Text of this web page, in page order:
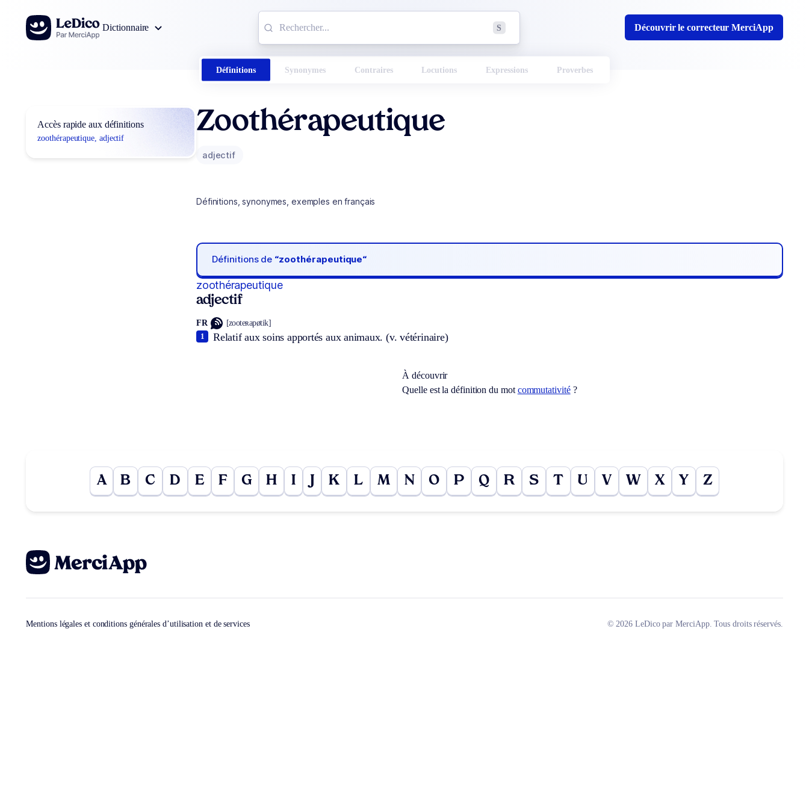
Aller au contenu
Dictionnaire
S Découvrir le correcteur MerciApp
Définitions Synonymes Contraires Locutions Expressions Proverbes
Accès rapide aux définitions
zoothérapeutique, adjectif
Zoothérapeutique
adjectif
Définitions, synonymes, exemples en français
Définitions de “zoothérapeutique“
zoothérapeutique
adjectif
FR [zooteʀapøtik]
Relatif aux soins apportés aux animaux.(v. vétérinaire)
1
À découvrir
Quelle est la définition du mot commutativité?
A B C D E F G H I K L M N O P Q R S T U V W X Y Z
Mentions légales et conditions générales d’utilisation et de services © 2026 LeDico par MerciApp. Tous droits réservés.